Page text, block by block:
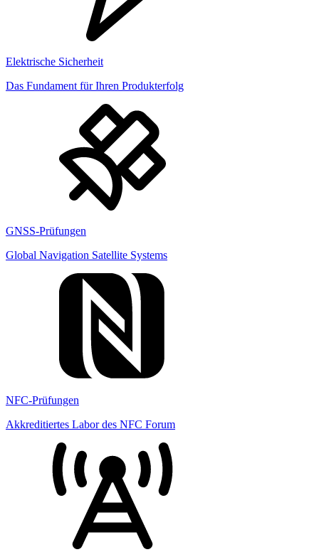
Elektrische Sicherheit
Das Fundament für Ihren Produkterfolg
GNSS-Prüfungen
Global Navigation Satellite Systems
NFC-Prüfungen
Akkreditiertes Labor des NFC Forum